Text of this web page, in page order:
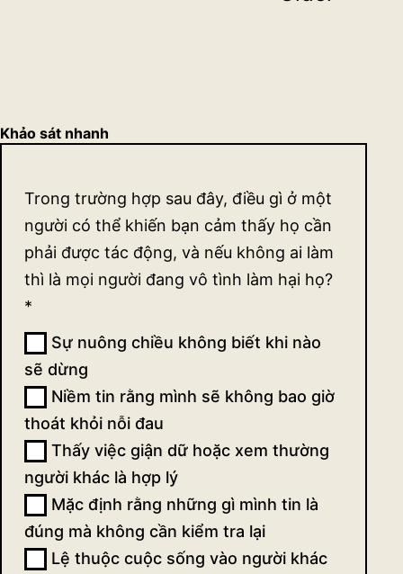
Khảo sát nhanh
sát
quan
điểm
về sự
tác
động
(ngắn)
Trong trường hợp sau đây, điều gì ở một
người có thể khiến bạn cảm thấy họ cần
phải được tác động, và nếu không ai làm
thì là mọi người đang vô tình làm hại họ?
*
Sự nuông chiều không biết khi nào
sẽ dừng
Niềm tin rằng mình sẽ không bao giờ
thoát khỏi nỗi đau
Thấy việc giận dữ hoặc xem thường
người khác là hợp lý
Mặc định rằng những gì mình tin là
đúng mà không cần kiểm tra lại
Lệ thuộc cuộc sống vào người khác